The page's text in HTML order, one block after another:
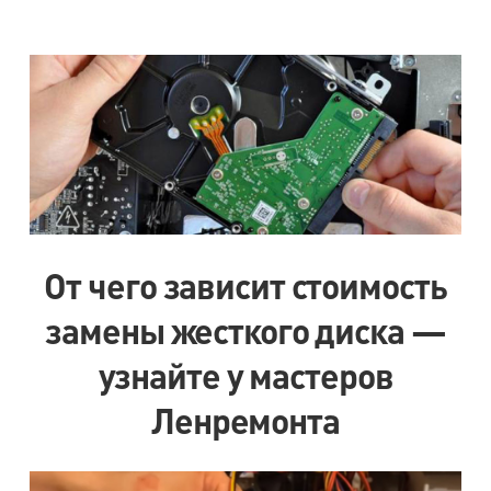
От чего зависит стоимость
замены жесткого диска —
узнайте у мастеров
Ленремонта